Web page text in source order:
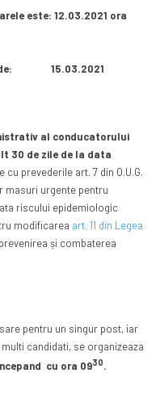
este: 12.03.2021 ora
de: 15.03.2021
al conducatorului
30 de zile de la data
cu prevederile art. 7 din O.U.G.
masuri urgente pentru
riscului epidemiologic
modificarea art. 11 din Legea
și combaterea
pentru un singur post, iar
candidati, se organizeaza
cu ora 0930.